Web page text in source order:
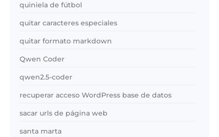
quiniela de fútbol
quitar caracteres especiales
quitar formato markdown
Qwen Coder
qwen2.5-coder
recuperar acceso WordPress base de datos
sacar urls de página web
santa marta